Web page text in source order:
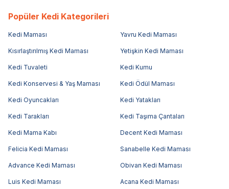
Popüler Kedi Kategorileri
Kedi Maması Yavru Kedi Maması
Kısırlaştırılmış Kedi Maması Yetişkin Kedi Maması
Kedi Tuvaleti Kedi Kumu
Kedi Konservesi & Yaş Maması Kedi Ödül Maması
Kedi Oyuncakları Kedi Yatakları
Kedi Tarakları Kedi Taşıma Çantaları
Kedi Mama Kabı Decent Kedi Maması
Felicia Kedi Maması Sanabelle Kedi Maması
Advance Kedi Maması Obivan Kedi Maması
Luis Kedi Maması Acana Kedi Maması